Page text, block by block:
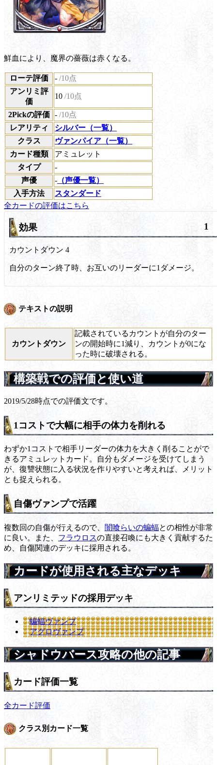
鮮血により、魔界の薔薇は赤くなる。
ローテ評価 - /10点
アンリミ評
価
10 /10点
2Pickの評価 - /10点
レアリティ
シルバー（一覧）
クラス
ヴァンパイア（一覧）
カード種類
アミュレット
タイプ
-
声優
- （声優一覧）
入手方法
スタンダード
全カードの評価はこちら
効果 1
カウントダウン 4
自分のターン終了時、お互いのリーダーに1ダメージ。
テキストの説明
カウントダウン
記載されているカウントが自分のター
ンの開始時に1減り、カウントが0にな
った時に破壊される。
構築戦での評価と使い道
2019/5/28時点での評価文です。
1コストで大幅に相手の体力を削れる
わずか1コストで相手リーダーの体力を大きく削ることがで
きるアミュレットカード。自分もダメージを受けてしまう
が、復讐状態に入る状況を作りやすいと考えれば、メリット
とも捉えられる。
自傷ヴァンプで活躍
複数回の自傷が行えるので、 闇喰らいの蝙蝠との相性が非常
に良い。また、 フラウロスの直接召喚にも大きく貢献するた
め、自傷関連のデッキに採用される。
カードが使用される主なデッキ
アンリミテッドの採用デッキ
蝙蝠ヴァンプ
アグロヴァンプ
シャドウバース攻略の他の記事
カード評価一覧
全カード評価
クラス別カード一覧